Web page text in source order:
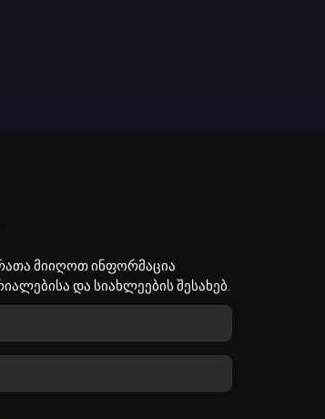
მიიღოთ ინფორმაცია
და სიახლეების შესახებ.